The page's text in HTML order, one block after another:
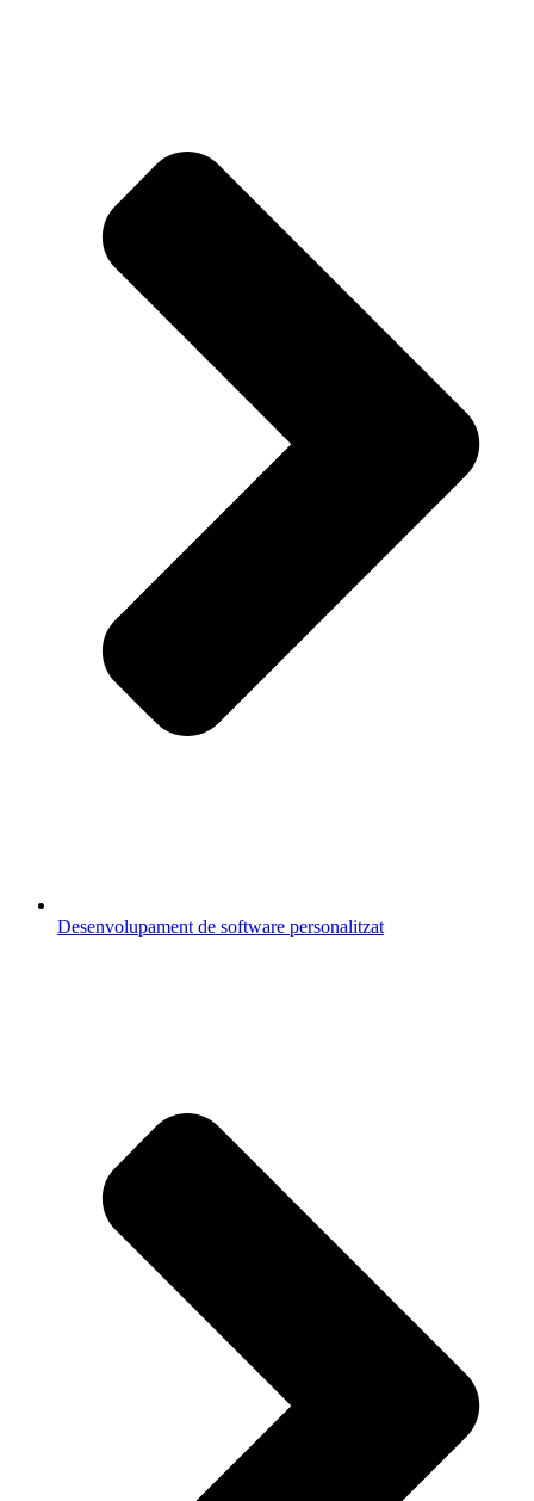
Desenvolupament de software personalitzat